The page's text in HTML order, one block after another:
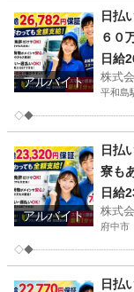
アルバイト
日払
６０
日給
株式
平和島
平和
アルバイト
日払
寮も
日給
株式
府中市
物流
日払